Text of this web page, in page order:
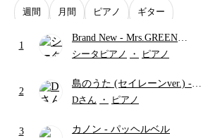
週間 月間 ピアノ ギター
1
Brand New - Mrs.GREEN
APPLE
シータピアノ ・ ピアノ
2
島のうた (セイレーンver.) -
セイレーン(CV.鈴木みのり)
ード・ペダル付き/『映画ちい
Dさん ・ ピアノ
3 カノン - パッヘルベル